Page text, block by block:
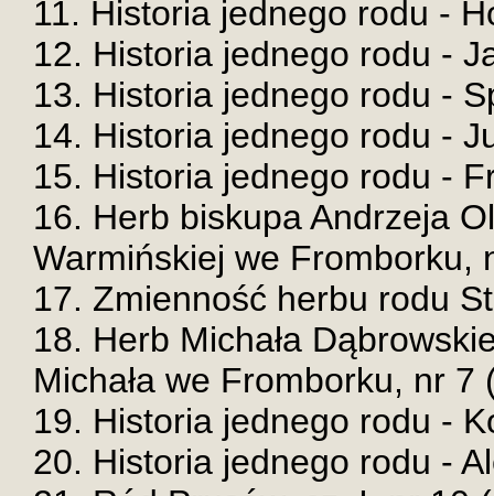
11. Historia jednego rodu -
12. Historia jednego rodu -
13. Historia jednego rodu -
14. Historia jednego rodu -
15. Historia jednego rodu -
16. Herb biskupa Andrzeja
Warmińskiej we Fromborku,
17. Zmienność herbu rodu
18. Herb Michała
Michała we Fromborku, nr 7
19. Historia jednego rodu -
20. Historia jednego rodu -